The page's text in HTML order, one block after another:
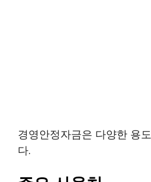
경영안정자금은 다양한 용
다.